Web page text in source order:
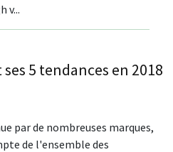
v...
5 tendances en 2018
par de nombreuses marques,
de l'ensemble des